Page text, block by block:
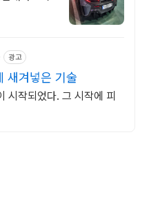
광고
새겨넣은 기술
시작되었다. 그 시작에 피